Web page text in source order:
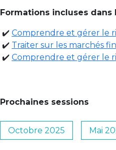
Formations incluses dans
✔️ Comprendre et gérer le
✔️ Traiter sur les marchés
✔️ Comprendre et gérer le
Prochaines sessions
Octobre 2025 Mai